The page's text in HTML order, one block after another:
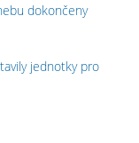
dokončeny
jednotky pro